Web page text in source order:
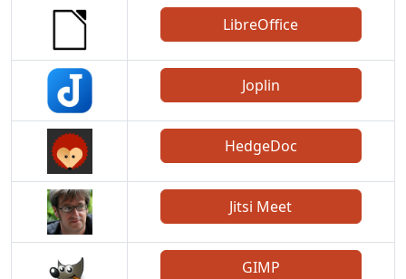
LibreOffice
Joplin
HedgeDoc
Jitsi Meet
GIMP